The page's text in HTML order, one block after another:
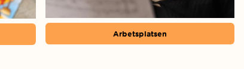
Arbetsplatsen